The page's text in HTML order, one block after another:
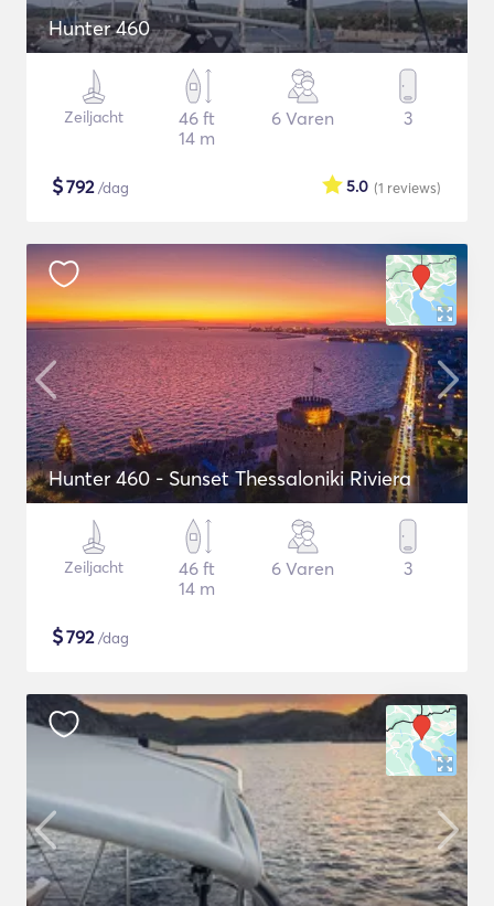
Hunter 460
Zeiljacht
46 ft
14 m
6 Varen 3
$792/dag (1 reviews)
5.0
Hunter 460 - Sunset Thessaloniki Riviera
Zeiljacht
46 ft
14 m
6 Varen 3
$792/dag